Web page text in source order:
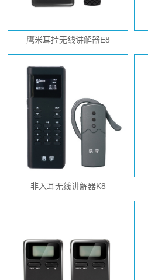
鹰米耳挂无线讲解器E8
非入耳无线讲解器K8